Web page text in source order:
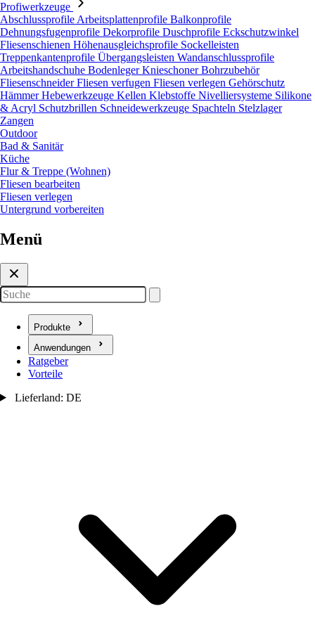
Profiwerkzeuge
Abschlussprofile Arbeitsplattenprofile Balkonprofile
Dehnungsfugenprofile Dekorprofile Duschprofile Eckschutzwinkel
Fliesenschienen Höhenausgleichsprofile Sockelleisten
Treppenkantenprofile Übergangsleisten Wandanschlussprofile
Arbeitshandschuhe Bodenleger KnieschonerBohrzubehör
FliesenschneiderFliesen verfugen Fliesen verlegen Gehörschutz
HämmerHebewerkzeuge Kellen Klebstoffe Nivelliersysteme Silikone
& Acryl Schutzbrillen Schneidewerkzeuge Spachteln Stelzlager
Zangen
Outdoor
Bad & Sanitär
Küche
Flur & Treppe (Wohnen)
Fliesen bearbeiten
Fliesen verlegen
Untergrund vorbereiten
Menü
Suche
Produkte
Untermenü für Produkte öffnen
Anwendungen
Untermenü für Anwendungen öffnen
Ratgeber
Vorteile
Lieferland: DE